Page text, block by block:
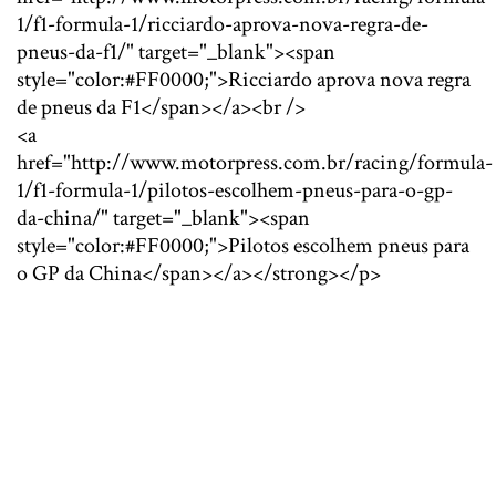
1/f1-formula-1/ricciardo-aprova-nova-regra-de-
pneus-da-f1/" target="_blank"><span
style="color:#FF0000;">Ricciardo aprova nova regra
de pneus da F1</span></a><br />
<a
href="http://www.motorpress.com.br/racing/formula-
1/f1-formula-1/pilotos-escolhem-pneus-para-o-gp-
da-china/" target="_blank"><span
style="color:#FF0000;">Pilotos escolhem pneus para
o GP da China</span></a></strong></p>